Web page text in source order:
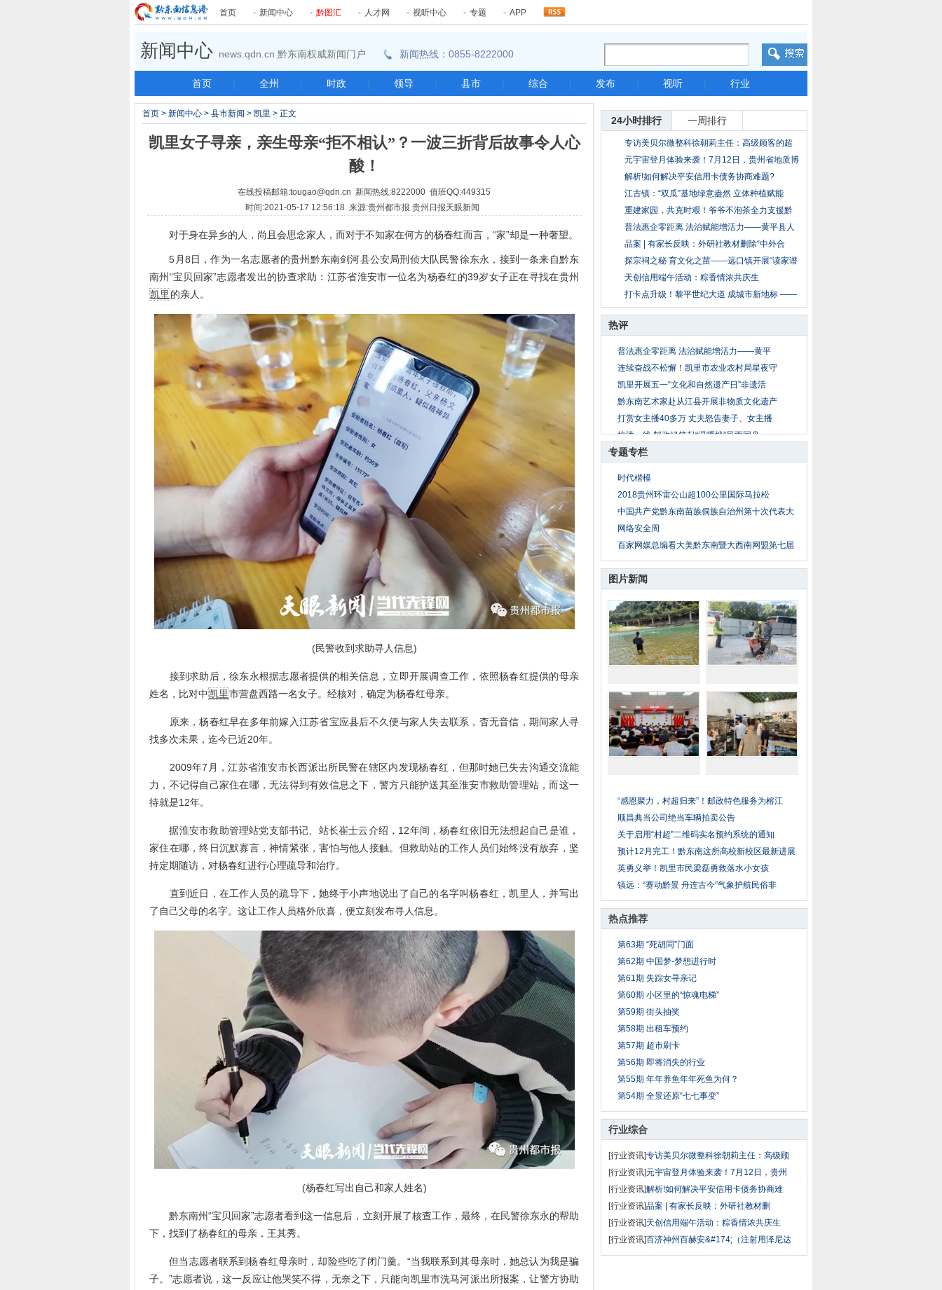
首页 - 新闻中心 - 黔图汇 - 人才网 - 视听中心 - 专题 - APP
新闻中心 news.qdn.cn 黔东南权威新闻门户 新闻热线：0855-8222000
首页 | 全州 | 时政 | 领导 | 县市 | 综合 | 发布 | 视听 | 行业
24小时排行 一周排行
专访美贝尔微整科徐朝莉主任：高级顾客的超
级沟
元宇宙登月体验来袭！7月12日，贵州省地质博
物
解析!如何解决平安信用卡债务协商难题?
江古镇：“双瓜”基地绿意盎然 立体种植赋能
重建家园，共克时艰！爷爷不泡茶全力支援黔
鄂灾
普法惠企零距离 法治赋能增活力——黄平县人
民
品案 | 有家长反映：外研社教材删除“中外合
探宗祠之秘 育文化之苗——远口镇开展“读家谱
天创信用端午活动：粽香情浓共庆生
打卡点升级！黎平世纪大道 成城市新地标 ——
热评
普法惠企零距离 法治赋能增活力——黄平
连续奋战不松懈！凯里市农业农村局星夜守
凯里开展五一“文化和自然遗产日”非遗活
黔东南艺术家赴从江县开展非物质文化遗产
打赏女主播40多万 丈夫怒告妻子、女主播
抗洪一线 邮政绿筑起“温暖墙”风雨同舟
凯里排水项目建设提速 财政保障助力民生
专题专栏
时代楷模
2018贵州环雷公山超100公里国际马拉松
中国共产党黔东南苗族侗族自治州第十次代表大
网络安全周
百家网媒总编看大美黔东南暨大西南网盟第七届
图片新闻
“感恩聚力，村超归来”！邮政特色服务为榕江
顺昌典当公司绝当车辆拍卖公告
关于启用“村超”二维码实名预约系统的通知
预计12月完工！黔东南这所高校新校区最新进展
英勇义举！凯里市民梁磊勇救落水小女孩
镇远：“赛动黔景 舟连古今”气象护航民俗非
热点推荐
第63期 “死胡同”门面
第62期 中国梦-梦想进行时
第61期 失踪女寻亲记
第60期 小区里的“惊魂电梯”
第59期 街头抽奖
第58期 出租车预约
第57期 超市刷卡
第56期 即将消失的行业
第55期 年年养鱼年年死鱼为何？
第54期 全景还原“七七事变”
行业综合
[行业资讯]专访美贝尔微整科徐朝莉主任：高级顾
[行业资讯]元宇宙登月体验来袭！7月12日，贵州
[行业资讯]解析!如何解决平安信用卡债务协商难
[行业资讯]品案 | 有家长反映：外研社教材删
[行业资讯]天创信用端午活动：粽香情浓共庆生
[行业资讯]百济神州百赫安&#174;（注射用泽尼达
首页 > 新闻中心 > 县市新闻 > 凯里 > 正文
凯里女子寻亲，亲生母亲“拒不相认”？一波三折背后故事令人心
酸！
在线投稿邮箱:tougao@qdn.cn 新闻热线:8222000 值班QQ:449315
时间:2021-05-17 12:56:18 来源:贵州都市报 贵州日报天眼新闻
对于身在异乡的人，尚且会思念家人，而对于不知家在何方的杨春红而言，“家”却是一种奢望。
5月8日，作为一名志愿者的贵州黔东南剑河县公安局刑侦大队民警徐东永，接到一条来自黔东
南州“宝贝回家”志愿者发出的协查求助：江苏省淮安市一位名为杨春红的39岁女子正在寻找在贵州
凯里 的亲人。
(民警收到求助寻人信息)
接到求助后，徐东永根据志愿者提供的相关信息，立即开展调查工作，依照杨春红提供的母亲
姓名，比对中凯里市营盘西路一名女子。经核对，确定为杨春红母亲。
原来，杨春红早在多年前嫁入江苏省宝应县后不久便与家人失去联系，杳无音信，期间家人寻
找多次未果，迄今已近20年。
2009年7月，江苏省淮安市长西派出所民警在辖区内发现杨春红，但那时她已失去沟通交流能
力，不记得自己家住在哪，无法得到有效信息之下，警方只能护送其至淮安市救助管理站，而这一
待就是12年。
据淮安市救助管理站党支部书记、站长崔士云介绍，12年间，杨春红依旧无法想起自己是谁，
家住在哪，终日沉默寡言，神情紧张，害怕与他人接触。但救助站的工作人员们始终没有放弃，坚
持定期随访，对杨春红进行心理疏导和治疗。
直到近日，在工作人员的疏导下，她终于小声地说出了自己的名字叫杨春红，凯里人，并写出
了自己父母的名字。这让工作人员格外欣喜，便立刻发布寻人信息。
(杨春红写出自己和家人姓名)
黔东南州“宝贝回家”志愿者看到这一信息后，立刻开展了核查工作，最终，在民警徐东永的帮助
下，找到了杨春红的母亲，王其秀。
但当志愿者联系到杨春红母亲时，却险些吃了闭门羹。“当我联系到其母亲时，她总认为我是骗
子。”志愿者说，这一反应让他哭笑不得，无奈之下，只能向凯里市洗马河派出所报案，让警方协助